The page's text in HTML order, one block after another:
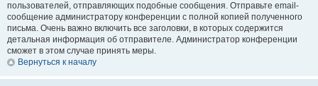
пользователей, отправляющих подобные сообщения. Отправьте email-
сообщение администратору конференции с полной копией полученного
письма. Очень важно включить все заголовки, в которых содержится
детальная информация об отправителе. Администратор конференции
сможет в этом случае принять меры.
Вернуться к началу